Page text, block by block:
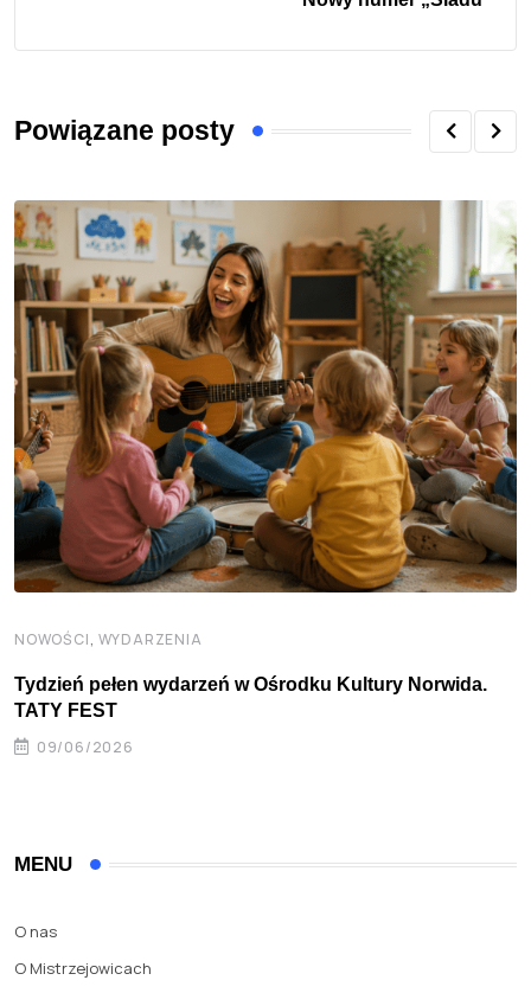
Powiązane posty
NOWOŚCI, WYDARZENIA
Tydzień pełen wydarzeń w Ośrodku Kultury Norwida.
TATY FEST
09/06/2026
MENU
O nas
O Mistrzejowicach